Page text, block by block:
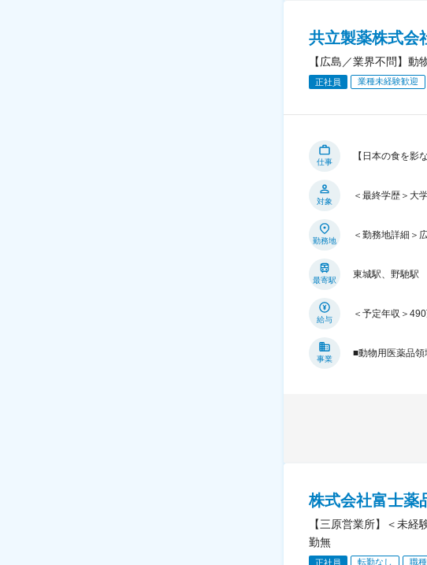
共立製薬株式会
【広島／業界不問】
正社員 業種未経験歓迎
仕事
【日本の食を
対象
＜最終学歴＞大
勤務地
＜勤務地詳細＞
最寄駅
東城駅、野馳駅
給与
＜予定年収＞
事業
■動物用医薬品
株式会社富士薬
【三原営業所】＜未
勤無
正社員 転勤なし 職